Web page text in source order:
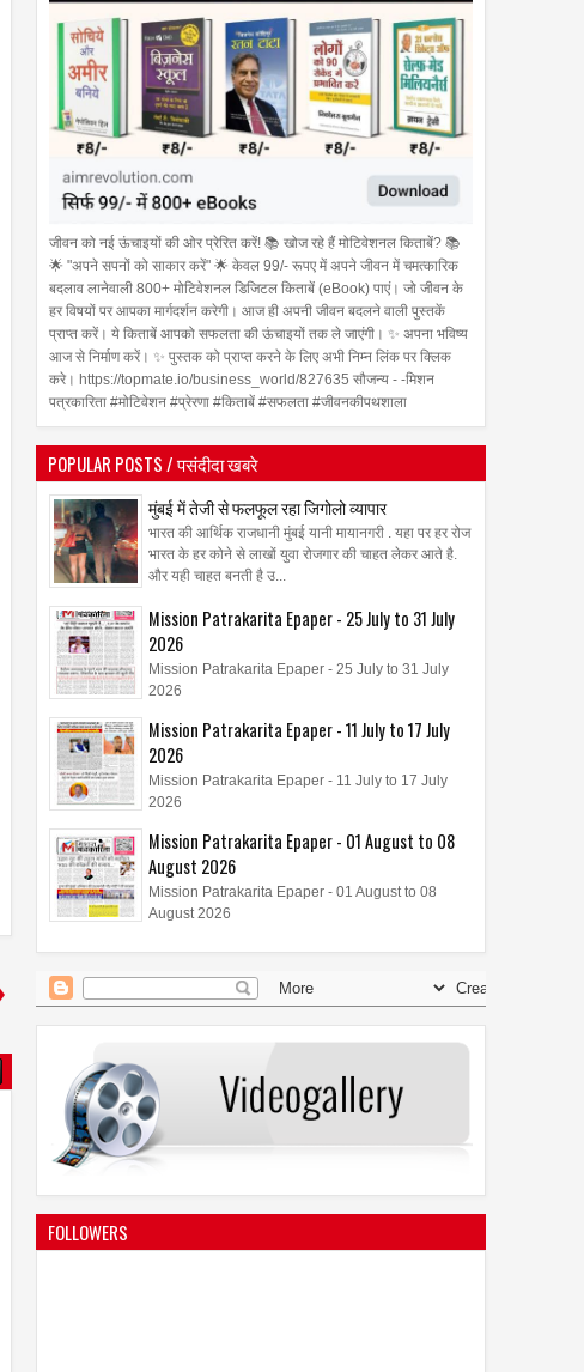
07
Aug
04
जीवन को नई ऊंचाइयों की ओर प्रेरित करें! 📚 खोज रहे हैं मोटिवेशनल किताबें? 📚
🌟 "अपने सपनों को साकार करें" 🌟 केवल 99/- रूपए में अपने जीवन में चमत्कारिक
बदलाव लानेवाली 800+ मोटिवेशनल डिजिटल किताबें (eBook) पाएं। जो जीवन के
हर विषयों पर आपका मार्गदर्शन करेगी। आज ही अपनी जीवन बदलने वाली पुस्तकें
प्राप्त करें। ये किताबें आपको सफलता की ऊंचाइयों तक ले जाएंगी। ✨ अपना भविष्य
आज से निर्माण करें। ✨ पुस्तक को प्राप्त करने के लिए अभी निम्न लिंक पर क्लिक
करे। https://topmate.io/business_world/827635 सौजन्य - -मिशन
पत्रकारिता #मोटिवेशन #प्रेरणा #किताबें #सफलता #जीवनकीपथशाला
POPULAR POSTS / पसंदीदा खबरे
मुंबई में तेजी से फलफूल रहा जिगोलो व्यापार
भारत की आर्थिक राजधानी मुंबई यानी मायानगरी . यहा पर हर रोज
भारत के हर कोने से लाखों युवा रोजगार की चाहत लेकर आते है.
और यही चाहत बनती है उ...
Mission Patrakarita Epaper - 25 July to 31 July
2026
Mission Patrakarita Epaper - 25 July to 31 July
2026
Mission Patrakarita Epaper - 11 July to 17 July
2026
Mission Patrakarita Epaper - 11 July to 17 July
2026
Mission Patrakarita Epaper - 01 August to 08
August 2026
Mission Patrakarita Epaper - 01 August to 08
August 2026
FOLLOWERS